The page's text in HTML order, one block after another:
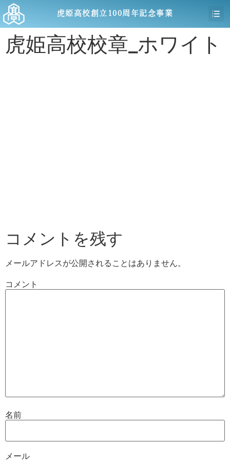
虎姫高校創立100周年記念事業
虎姫高校校章_ホワイト
コメントを残す
メールアドレスが公開されることはありません。
コメント
名前
メール